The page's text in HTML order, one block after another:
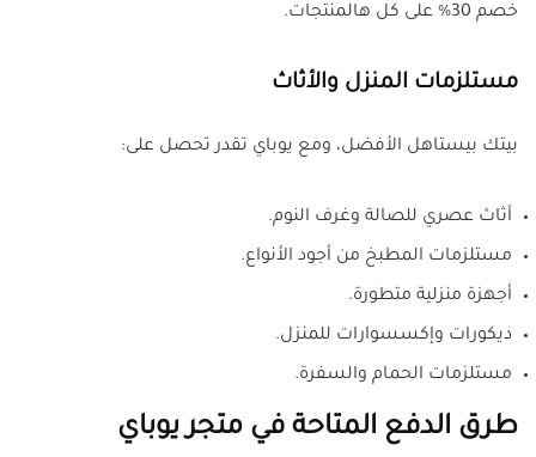
خصم 30% على كل هالمنتجات.
مستلزمات المنزل والأثاث
بيتك بيستاهل الأفضل، ومع يوباي تقدر تحصل على:
أثاث عصري للصالة وغرف النوم.
مستلزمات المطبخ من أجود الأنواع.
أجهزة منزلية متطورة.
ديكورات وإكسسوارات للمنزل.
مستلزمات الحمام والسفرة.
طرق الدفع المتاحة في متجر يوباي